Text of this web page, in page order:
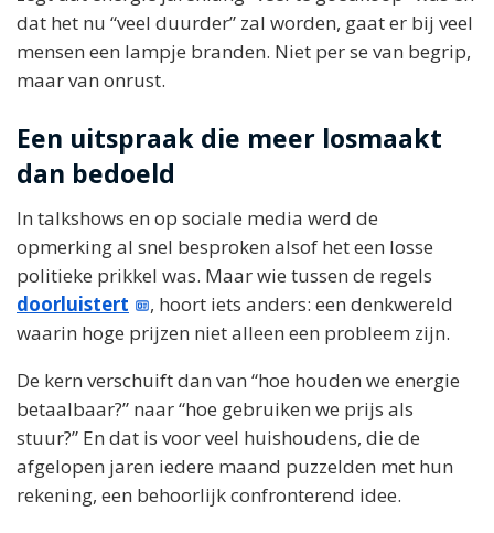
dat het nu “veel duurder” zal worden, gaat er bij veel
mensen een lampje branden. Niet per se van begrip,
maar van onrust.
Een uitspraak die meer losmaakt
dan bedoeld
In talkshows en op sociale media werd de
opmerking al snel besproken alsof het een losse
politieke prikkel was. Maar wie tussen de regels
doorluistert
, hoort iets anders: een denkwereld
waarin hoge prijzen niet alleen een probleem zijn.
De kern verschuift dan van “hoe houden we energie
betaalbaar?” naar “hoe gebruiken we prijs als
stuur?” En dat is voor veel huishoudens, die de
afgelopen jaren iedere maand puzzelden met hun
rekening, een behoorlijk confronterend idee.